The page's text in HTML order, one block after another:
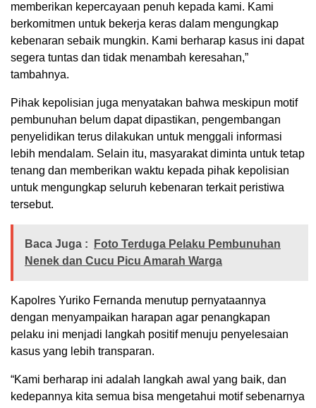
memberikan kepercayaan penuh kepada kami. Kami
berkomitmen untuk bekerja keras dalam mengungkap
kebenaran sebaik mungkin. Kami berharap kasus ini dapat
segera tuntas dan tidak menambah keresahan,”
tambahnya.
Pihak kepolisian juga menyatakan bahwa meskipun motif
pembunuhan belum dapat dipastikan, pengembangan
penyelidikan terus dilakukan untuk menggali informasi
lebih mendalam. Selain itu, masyarakat diminta untuk tetap
tenang dan memberikan waktu kepada pihak kepolisian
untuk mengungkap seluruh kebenaran terkait peristiwa
tersebut.
Baca Juga :
Foto Terduga Pelaku Pembunuhan
Nenek dan Cucu Picu Amarah Warga
Kapolres Yuriko Fernanda menutup pernyataannya
dengan menyampaikan harapan agar penangkapan
pelaku ini menjadi langkah positif menuju penyelesaian
kasus yang lebih transparan.
“Kami berharap ini adalah langkah awal yang baik, dan
kedepannya kita semua bisa mengetahui motif sebenarnya